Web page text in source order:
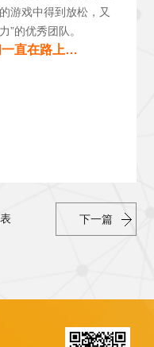
游戏中得到放松，又
”的优秀团队。
一直在路上…
下一篇